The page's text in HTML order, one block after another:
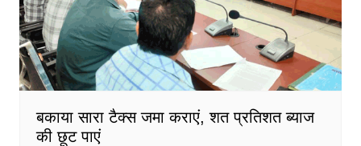
बकाया सारा टैक्स जमा कराएं, शत प्रतिशत ब्याज
की छूट पाएं